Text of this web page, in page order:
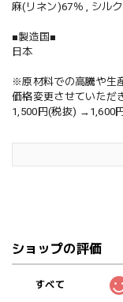
麻(リネン)67％ , シル
■製造国■
日本
※原材料での高騰や生
価格変更させていただ
1,500円(税抜) →1,600
ショップの評価
すべて